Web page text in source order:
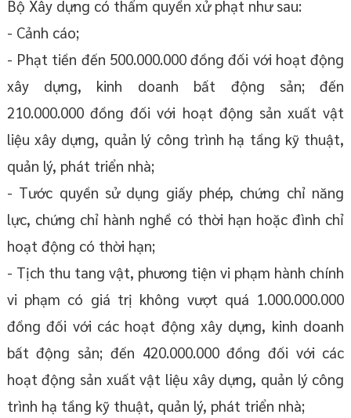
Bộ Xây dựng có thẩm quyền xử phạt như sau:
- Cảnh cáo;
- Phạt tiền đến 500.000.000 đồng đối với hoạt động
xây dựng, kinh doanh bất động sản; đến
210.000.000 đồng đối với hoạt động sản xuất vật
liệu xây dựng, quản lý công trình hạ tầng kỹ thuật,
quản lý, phát triển nhà;
- Tước quyền sử dụng giấy phép, chứng chỉ năng
lực, chứng chỉ hành nghề có thời hạn hoặc đình chỉ
hoạt động có thời hạn;
- Tịch thu tang vật, phương tiện vi phạm hành chính
vi phạm có giá trị không vượt quá 1.000.000.000
đồng đối với các hoạt động xây dựng, kinh doanh
bất động sản; đến 420.000.000 đồng đối với các
hoạt động sản xuất vật liệu xây dựng, quản lý công
trình hạ tầng kỹ thuật, quản lý, phát triển nhà;